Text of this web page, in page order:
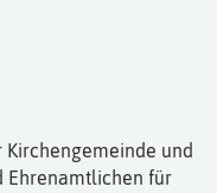
und
Ehrenamtlichen für